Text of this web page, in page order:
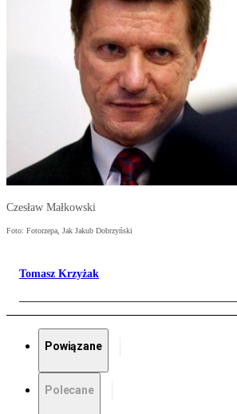
Czesław Małkowski
Foto: Fotorzepa, Jak Jakub Dobrzyński
Tomasz Krzyżak
Powiązane
Polecane